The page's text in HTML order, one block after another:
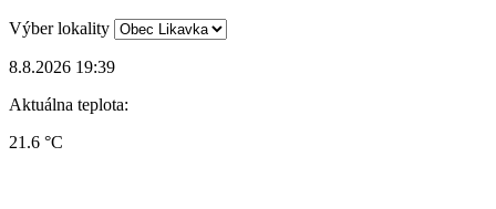
Výber lokality
8.8.2026 19:39
Aktuálna teplota:
21.6 °C